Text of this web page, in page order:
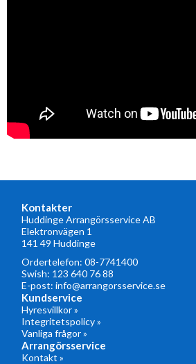
Kontakter
Huddinge Arrangörsservice AB
Elektronvägen 1
141 49 Huddinge
Ordertelefon: 08-7741400
Swish: 123 640 76 88
E-post: info@arrangorsservice.se
Kundservice
Hyresvillkor »
Integritetspolicy »
Vanliga frågor »
Arrangörsservice
Kontakt »